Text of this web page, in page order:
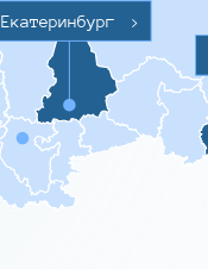
Екатеринбург
>